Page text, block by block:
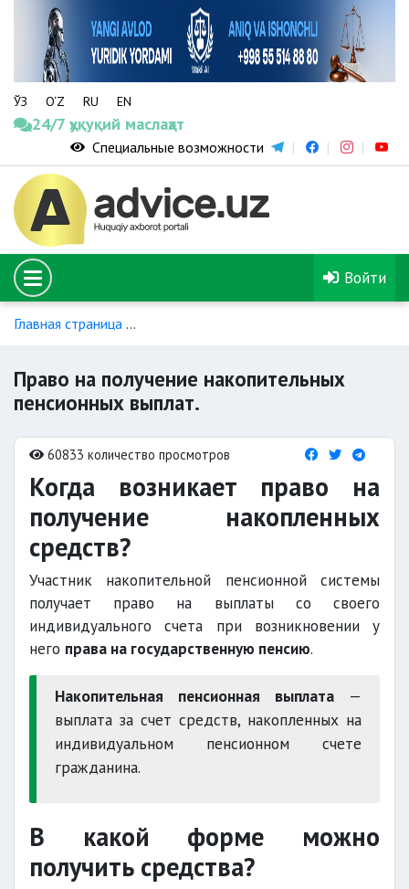
ЎЗ O‘Z RU EN
24/7 ҳуқуқий маслаҳат
Специальные возможности
Войти
Главная страница
Право на получение накопительных
пенсионных выплат.
60833 количество просмотров
Когда возникает право на
получение накопленных
средств?
Участник накопительной пенсионной системы
получает право на выплаты со своего
индивидуального счета при возникновении у
него права на государственную пенсию.
Накопительная пенсионная выплата —
выплата за счет средств, накопленных на
индивидуальном пенсионном счете
гражданина.
В какой форме можно
получить средства?